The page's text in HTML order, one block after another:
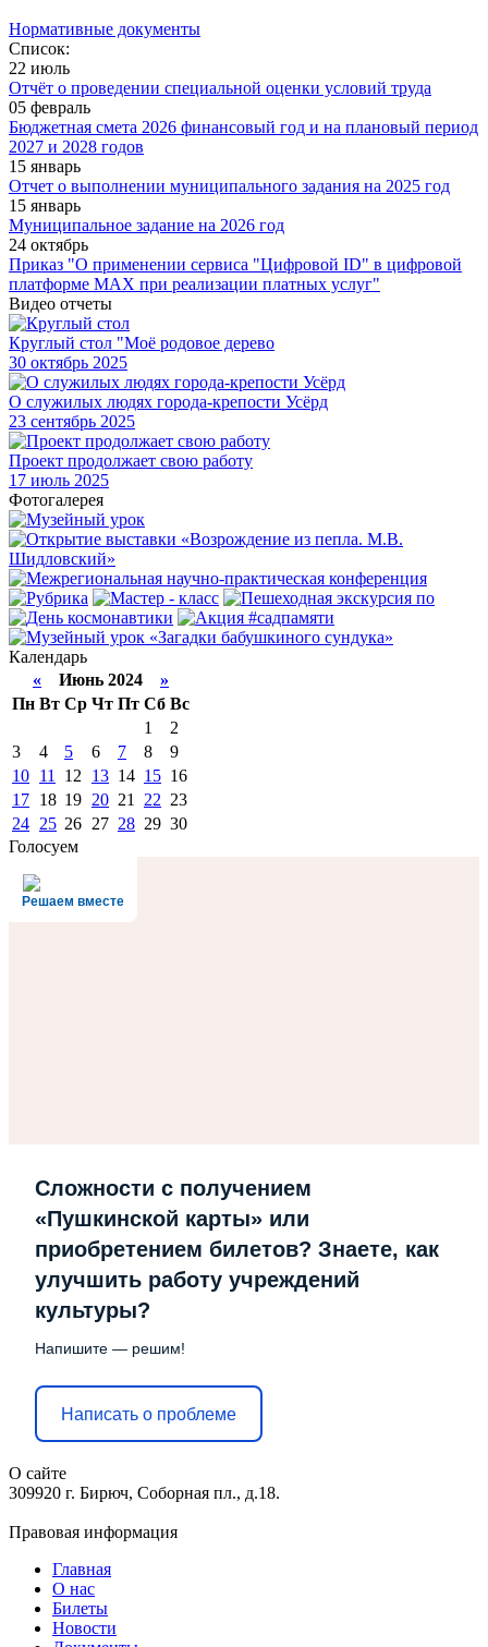
Нормативные документы
Список:
22 июль
Отчёт о проведении специальной оценки условий труда
05 февраль
Бюджетная смета 2026 финансовый год и на плановый период
2027 и 2028 годов
15 январь
Отчет о выполнении муниципального задания на 2025 год
15 январь
Муниципальное задание на 2026 год
24 октябрь
Приказ "О применении сервиса "Цифровой ID" в цифровой
платформе МАХ при реализации платных услуг"
Видео отчеты
Круглый стол "Моё родовое дерево
30 октябрь 2025
О служилых людях города-крепости Усёрд
23 сентябрь 2025
Проект продолжает свою работу
17 июль 2025
Фотогалерея
Календарь
« Июнь 2024 »
Пн Вт Ср Чт Пт Сб Вс
1
2
3
4 5 6 7 8
9
10 11 12 13 14 15 16
17 18 19 20 21 22 23
24 25 26 27 28 29 30
Голосуем
Решаем вместе
Сложности с получением
«Пушкинской карты» или
приобретением билетов? Знаете, как
улучшить работу учреждений
культуры?
Напишите — решим!
Написать о проблеме
О сайте
309920 г. Бирюч, Соборная пл., д.18.
Правовая информация
Главная
О нас
Билеты
Новости